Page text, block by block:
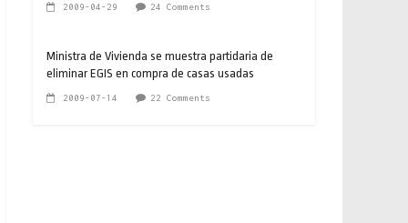
2009-04-29 24 Comments
Ministra de Vivienda se muestra partidaria de
eliminar EGIS en compra de casas usadas
2009-07-14 22 Comments